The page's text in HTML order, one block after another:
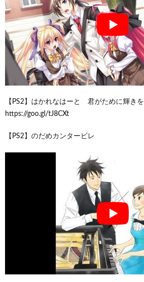
【PS2】はかれなはーと 君がために輝きを
https://goo.gl/tJ8CXt
【PS2】のだめカンタービレ